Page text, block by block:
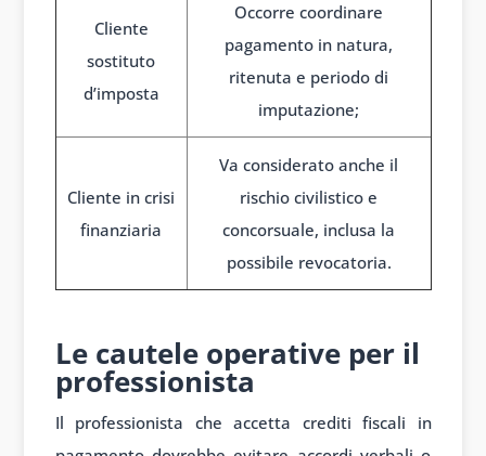
Cliente
sostituto
d’imposta
Occorre coordinare
pagamento in natura,
ritenuta e periodo di
imputazione;
Cliente in crisi
finanziaria
Va considerato anche il
rischio civilistico e
concorsuale, inclusa la
possibile revocatoria.
Le cautele operative per il
professionista
Il professionista che accetta crediti fiscali in